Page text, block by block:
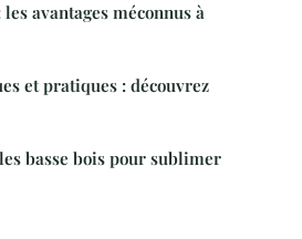
avantages méconnus à
et pratiques : découvrez
basse bois pour sublimer